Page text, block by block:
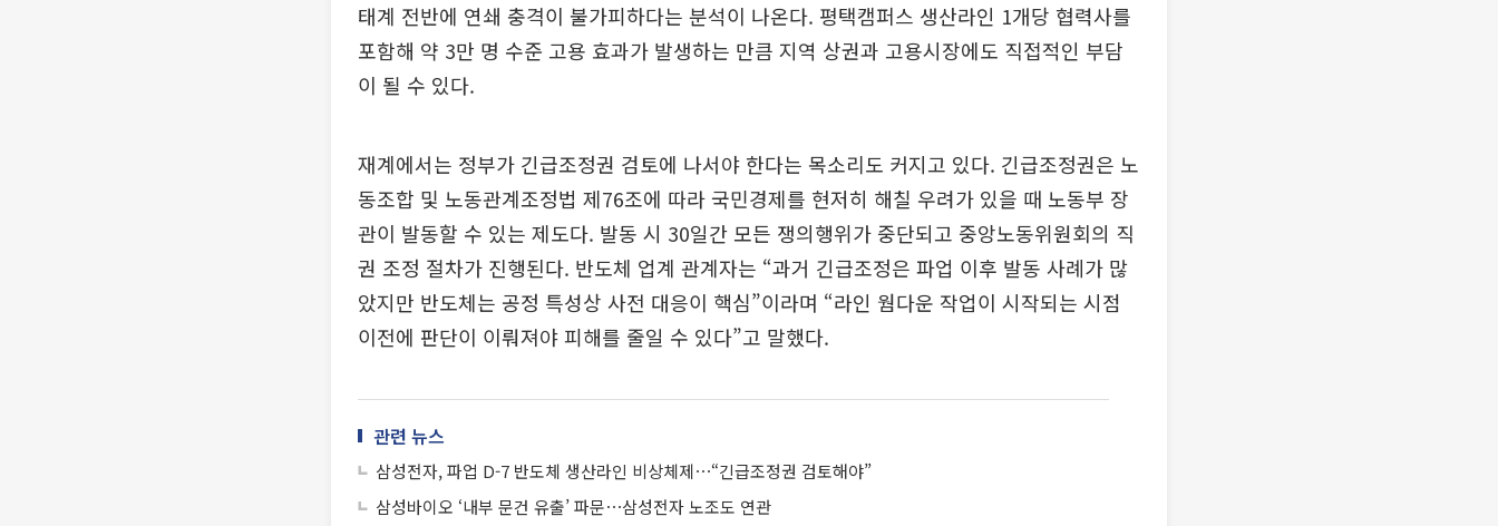
태계 전반에 연쇄 충격이 불가피하다는 분석이 나온다. 평택캠퍼스 생산라인 1개당 협력사를
포함해 약 3만 명 수준 고용 효과가 발생하는 만큼 지역 상권과 고용시장에도 직접적인 부담
이 될 수 있다.
재계에서는 정부가 긴급조정권 검토에 나서야 한다는 목소리도 커지고 있다. 긴급조정권은 노
동조합 및 노동관계조정법 제76조에 따라 국민경제를 현저히 해칠 우려가 있을 때 노동부 장
관이 발동할 수 있는 제도다. 발동 시 30일간 모든 쟁의행위가 중단되고 중앙노동위원회의 직
권 조정 절차가 진행된다. 반도체 업계 관계자는 “과거 긴급조정은 파업 이후 발동 사례가 많
았지만 반도체는 공정 특성상 사전 대응이 핵심”이라며 “라인 웜다운 작업이 시작되는 시점
이전에 판단이 이뤄져야 피해를 줄일 수 있다”고 말했다.
관련 뉴스
삼성전자, 파업 D-7 반도체 생산라인 비상체제⋯“긴급조정권 검토해야”
삼성바이오 ‘내부 문건 유출’ 파문⋯삼성전자 노조도 연관